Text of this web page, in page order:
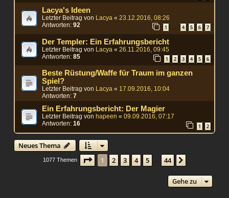
Lacya's Ideen
Letzter Beitrag von Lacya «23.12.2016, 08:26
Antworten:92 1 4 5 6 7
Der Templer: Ein Erfahrungsbericht
Letzter Beitrag von Lacya «26.11.2016, 09:45
Antworten:85 1 2 3 4 5 6
Beste Rüstung/Waffe für Traum im ganzen
Spiel?
Letzter Beitrag von Lacya « 17.09.2016, 10:04
Antworten:7
Ein Erfahrungsbericht: Der Magier
Letzter Beitrag von hapeen «09.09.2016, 07:17
Antworten:16 1 2
Neues Thema
1077 Themen Seite 1von44
1 2 3 4 5 44
Gehe zu